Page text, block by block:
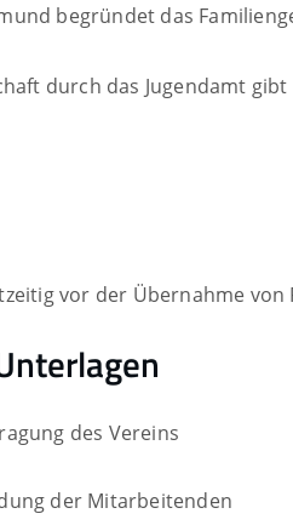
begründet das
durch das Jugendamt gibt
vor der Übernahme
des Vereins
der Mitarbeitenden